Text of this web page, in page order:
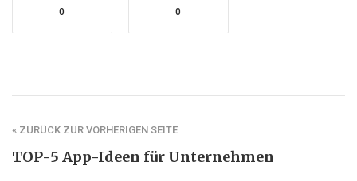
0 0
« ZURÜCK ZUR VORHERIGEN SEITE
TOP-5 App-Ideen für Unternehmen